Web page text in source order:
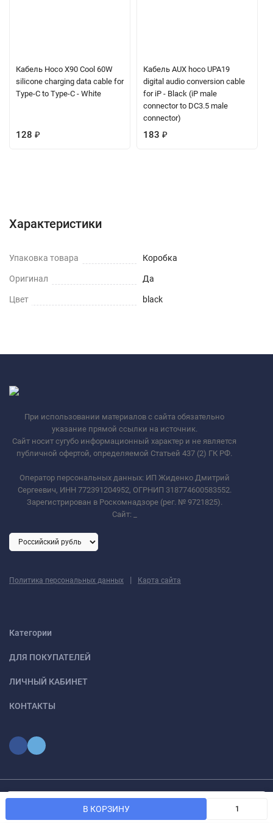
В КОРЗИНУ
Кабель Hoco X90 Cool 60W
silicone charging data cable for
Type-C to Type-C - White
128 ₽
Кабель AUX hoco UPA19
digital audio conversion cable
for iP - Black (iP male
connector to DC3.5 male
connector)
183 ₽
Характеристики
Упаковка товара Коробка
Оригинал Да
Цвет black
При использовании материалов с сайта обязательно
указание прямой ссылки на источник.
Сайт носит сугубо информационный характер и не является
публичной офертой, определяемой Статьей 437 (2) ГК РФ.
Оператор персональных данных: ИП Жиденко Дмитрий
Сергеевич, ИНН 772391204952, ОГРНИП 318774600583552.
Зарегистрирован в Роскомнадзоре (рег. № 9721825).
Сайт:
Политика персональных данных | Карта сайта
Категории
ДЛЯ ПОКУПАТЕЛЕЙ
ЛИЧНЫЙ КАБИНЕТ
КОНТАКТЫ